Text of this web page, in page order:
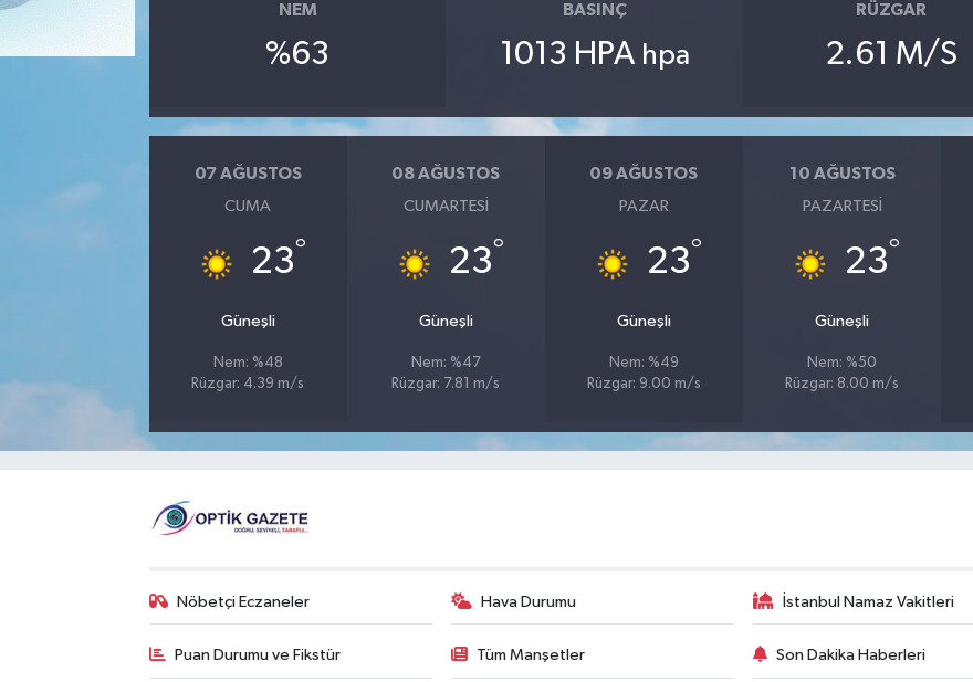
NEM
%63
BASINÇ
1013 HPA hpa
RÜZGAR
2.61 M/S
07 AĞUSTOS
CUMA
23°
Güneşli
Nem: %48
Rüzgar: 4.39 m/s
08 AĞUSTOS
CUMARTESI
23°
Güneşli
Nem: %47
Rüzgar: 7.81 m/s
09 AĞUSTOS
PAZAR
23°
Güneşli
Nem: %49
Rüzgar: 9.00 m/s
10 AĞUSTOS
PAZARTESI
23°
Güneşli
Nem: %50
Rüzgar: 8.00 m/s
Nöbetçi Eczaneler Hava Durumu İstanbul Namaz Vakitleri
Puan Durumu ve Fikstür Tüm Manşetler Son Dakika Haberleri